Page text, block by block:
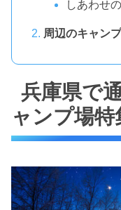
しあわせ
周辺のキャン
兵庫県で
ャンプ場特